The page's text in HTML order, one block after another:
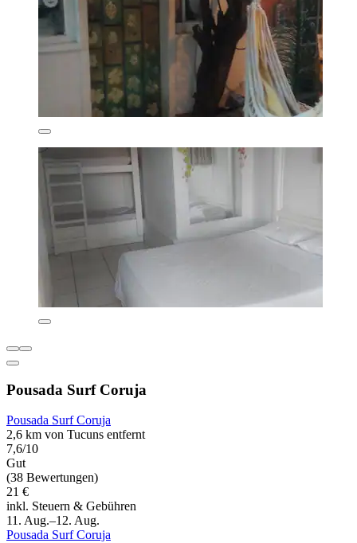
Pousada Surf Coruja
Pousada Surf Coruja
2,6 km von Tucuns entfernt
7,6/10
Gut
(38 Bewertungen)
21 €
inkl. Steuern & Gebühren
11. Aug.–12. Aug.
Pousada Surf Coruja